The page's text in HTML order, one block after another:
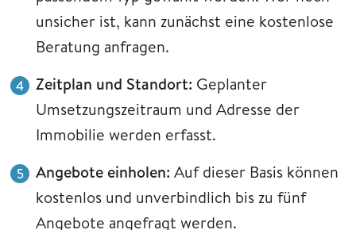
unsicher ist, kann zunächst eine kostenlose
Beratung anfragen.
Zeitplan und Standort: Geplanter
Umsetzungszeitraum und Adresse der
Immobilie werden erfasst.
Angebote einholen: Auf dieser Basis können
kostenlos und unverbindlich bis zu fünf
Angebote angefragt werden.